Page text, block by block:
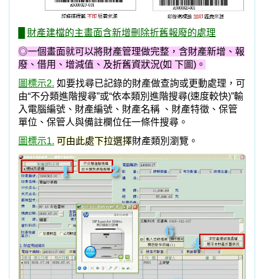
圖標示1. 可由此處下拉選擇財產類別瀏覽。
圖標示3. 按“新增”就可以輸入新的財產資料紀錄。
圖標示4. 可設定財產折舊狀況處理，每月列印折舊提列
的金額。亦可依公告現值等狀況，做財產增減值處理。
圖標示5.
財產借用明細與財產報廢處理可在同一筆財產
的紀錄上作業，不需要離開畫面 ，簡化操作流程。
圖標示6.
可載入與本筆財產相關的電子檔案。 如操作手